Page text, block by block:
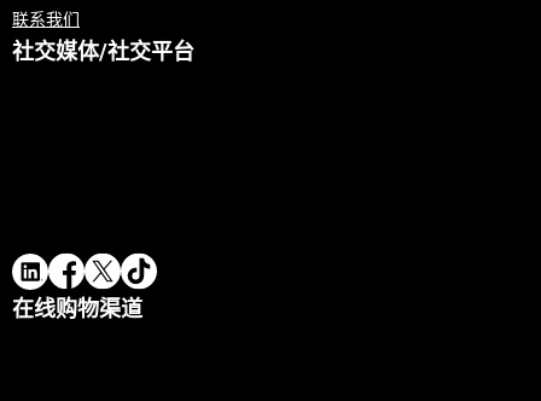
联系我们
社交媒体/社交平台
在线购物渠道